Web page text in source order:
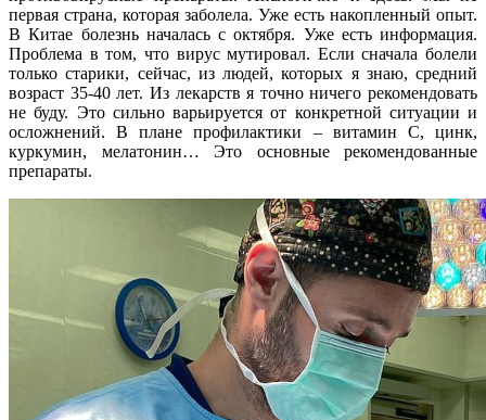
первая страна, которая заболела. Уже есть накопленный опыт.
В Китае болезнь началась с октября. Уже есть информация.
Проблема в том, что вирус мутировал. Если сначала болели
только старики, сейчас, из людей, которых я знаю, средний
возраст 35-40 лет. Из лекарств я точно ничего рекомендовать
не буду. Это сильно варьируется от конкретной ситуации и
осложнений. В плане профилактики – витамин C, цинк,
куркумин, мелатонин… Это основные рекомендованные
препараты.